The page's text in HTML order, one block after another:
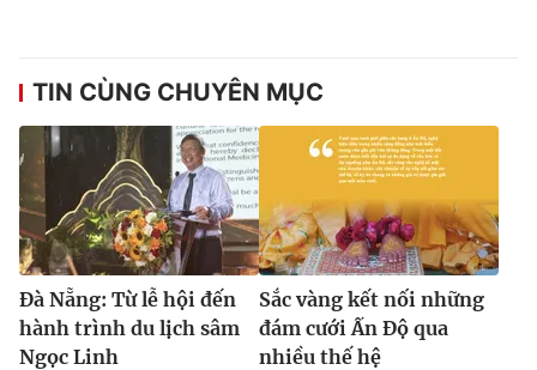
TIN CÙNG CHUYÊN MỤC
Đà Nẵng: Từ lễ hội đến
hành trình du lịch sâm
Ngọc Linh
Sắc vàng kết nối những
đám cưới Ấn Độ qua
nhiều thế hệ